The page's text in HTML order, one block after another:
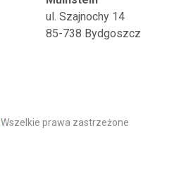
ul. Szajnochy 14
85-738 Bydgoszcz
Wszelkie prawa zastrzeżone